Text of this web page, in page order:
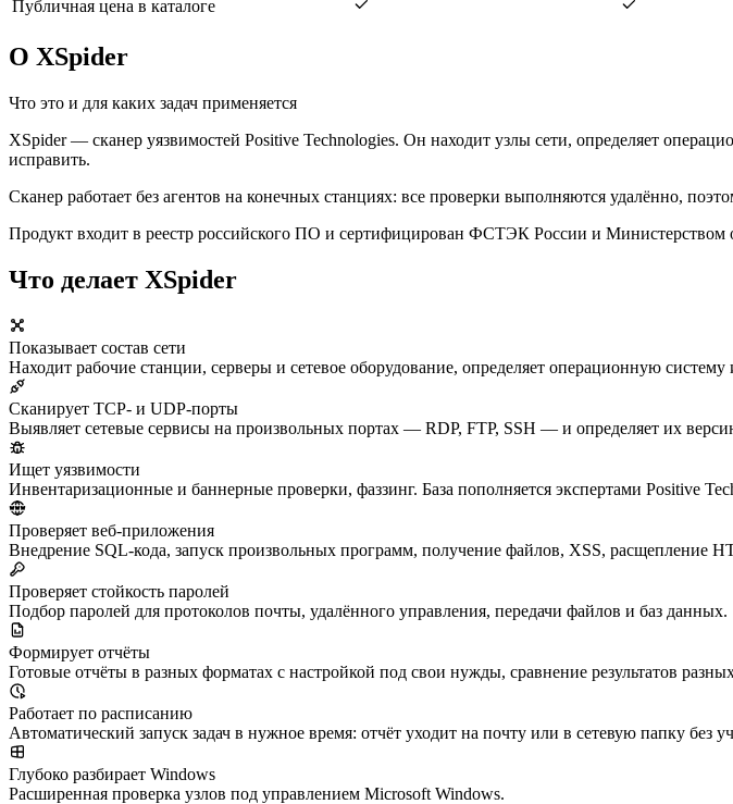
Публичная цена в каталоге
О XSpider
Что это и для каких задач применяется
XSpider — сканер уязвимостей Positive Technologies. Он находит узлы сети, определяет
исправить.
Сканер работает без агентов на конечных станциях: все проверки выполняются удалённо,
Продукт входит в реестр российского ПО и сертифицирован ФСТЭК России и
Что делает XSpider
Показывает состав сети
Находит рабочие станции, серверы и сетевое оборудование, определяет операционную
Сканирует TCP- и UDP-порты
Выявляет сетевые сервисы на произвольных портах — RDP, FTP, SSH — и определяет их
Ищет уязвимости
Инвентаризационные и баннерные проверки, фаззинг. База пополняется экспертами Positive
Проверяет веб-приложения
Внедрение SQL-кода, запуск произвольных программ, получение файлов, XSS, расщепление
Проверяет стойкость паролей
Подбор паролей для протоколов почты, удалённого управления, передачи файлов и баз данных.
Формирует отчёты
Готовые отчёты в разных форматах с настройкой под свои нужды, сравнение результатов
Работает по расписанию
Автоматический запуск задач в нужное время: отчёт уходит на почту или в сетевую папку без
Глубоко разбирает Windows
Расширенная проверка узлов под управлением Microsoft Windows.